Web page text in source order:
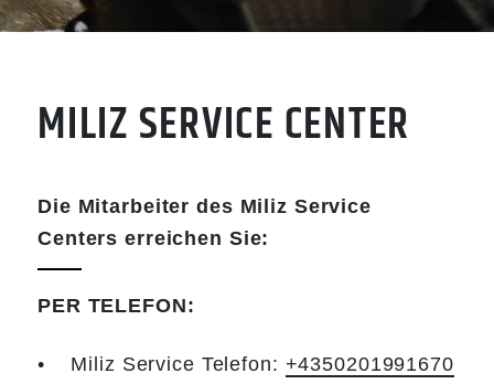
MILIZ SERVICE CENTER
Die Mitarbeiter des Miliz Service
Centers erreichen Sie:
PER TELEFON:
• Miliz Service Telefon: +4350201991670